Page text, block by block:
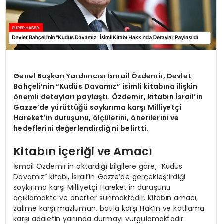
Genel Başkan Yardımcısı İsmail Özdemir, Devlet
Bahçeli’nin “Kudüs Davamız” isimli kitabına ilişkin
önemli detayları paylaştı. Özdemir, kitabın İsrail’in
Gazze’de yürüttüğü soykırıma karşı Milliyetçi
Hareket’in duruşunu, ölçülerini, önerilerini ve
hedeflerini değerlendirdiğini belirtti.
Kitabın İçeriği ve Amacı
İsmail Özdemir’in aktardığı bilgilere göre, “Kudüs
Davamız” kitabı, İsrail’in Gazze’de gerçekleştirdiği
soykırıma karşı Milliyetçi Hareket’in duruşunu
açıklamakta ve öneriler sunmaktadır. Kitabın amacı,
zalime karşı mazlumun, batıla karşı Hak’ın ve katliama
karşı adaletin yanında durmayı vurgulamaktadır.